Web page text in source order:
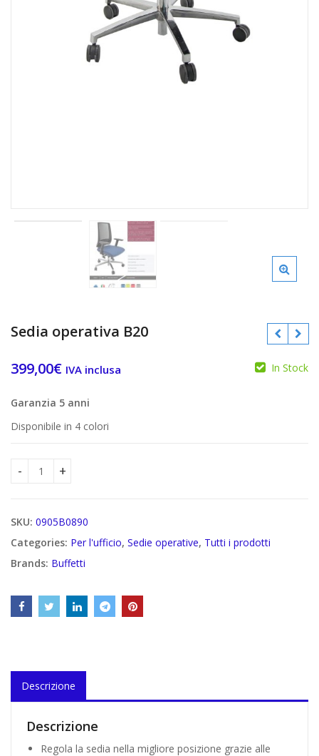
Sedia operativa B20
399,00€ IVA inclusa In Stock
Garanzia 5 anni
Disponibile in 4 colori
Sedia operativa B20 quantity
SKU: 0905B0890
Categories: Per l'ufficio, Sedie operative, Tutti i prodotti
Brands: Buffetti
Descrizione
Descrizione
Regola la sedia nella migliore posizione grazie alle